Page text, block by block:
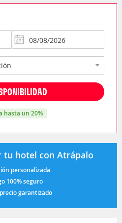
hasta un 20%
tu hotel con Atrápalo
personalizada
100% seguro
garantizado